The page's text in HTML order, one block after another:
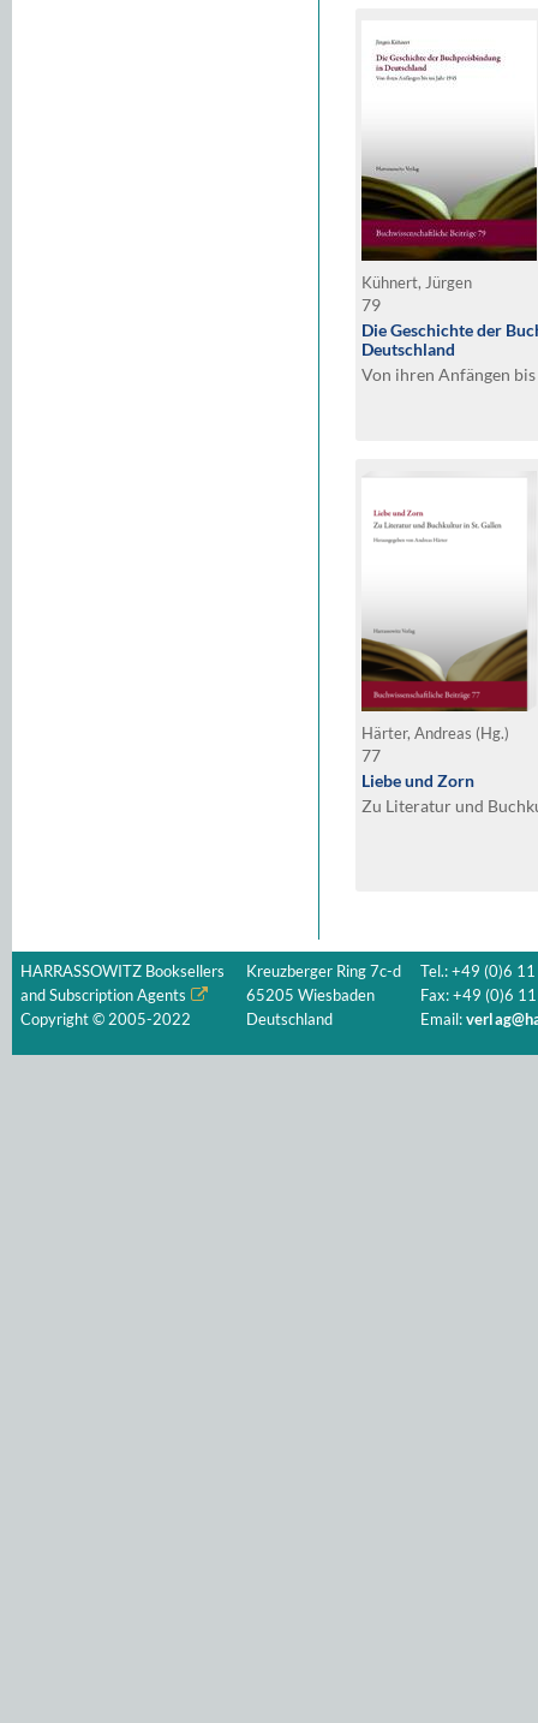
Kühnert, Jürgen
79
Die Geschichte der
Deutschland
Von ihren Anfängen
Härter, Andreas (Hg.)
77
Liebe und Zorn
Zu Literatur und
HARRASSOWITZ Booksellers
and Subscription Agents
Copyright © 2005-2022
Kreuzberger Ring 7c-d
65205 Wiesbaden
Deutschland
Tel.: +49 (0)6
Fax: +49 (0)6
Email: